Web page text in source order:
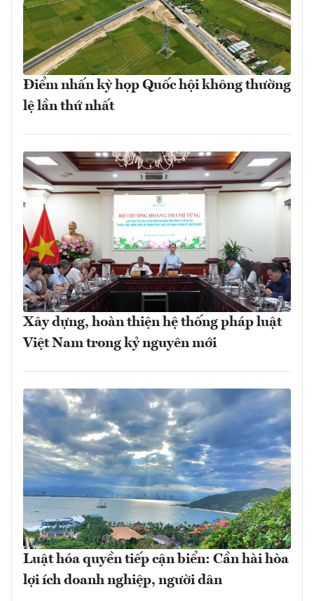
Điểm nhấn kỳ họp Quốc hội không thường
lệ lần thứ nhất
Xây dựng, hoàn thiện hệ thống pháp luật
Việt Nam trong kỷ nguyên mới
Luật hóa quyền tiếp cận biển: Cần hài hòa
lợi ích doanh nghiệp, người dân